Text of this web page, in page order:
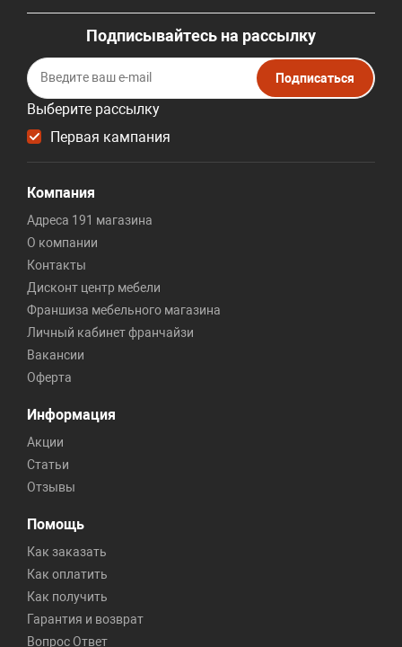
Подписывайтесь на рассылку
Выберите рассылку
Первая кампания
Подписаться
Компания
Адреса 191 магазина
О компании
Контакты
Дисконт центр мебели
Франшиза мебельного магазина
Личный кабинет франчайзи
Вакансии
Оферта
Информация
Акции
Статьи
Отзывы
Помощь
Как заказать
Как оплатить
Как получить
Гарантия и возврат
Вопрос Ответ